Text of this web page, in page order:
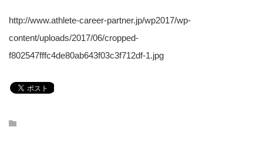
http://www.athlete-career-partner.jp/wp2017/wp-
content/uploads/2017/06/cropped-
f802547fffc4de80ab643f03c3f712df-1.jpg